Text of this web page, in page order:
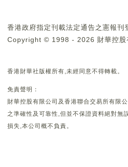
香港政府指定刊載法定通告之憲報刊
Copyright © 1998 - 2026 財華控股
香港財華社版權所有,未經同意不得轉載。
免責聲明：
財華控股有限公司及香港聯合交易所有限
之準確性及可靠性,但並不保證資料絕對無
損失,本公司概不負責。